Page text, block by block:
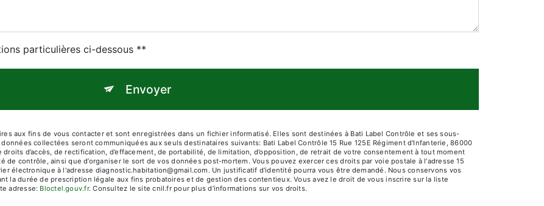
particulières ci-dessous **
Envoyer
aux fins de vous contacter et sont enregistrées dans un fichier informatisé. Elles sont destinées à Bati Label Contrôle et ses sous-
collectées seront communiquées aux seuls destinataires suivants: Bati Label Contrôle 15 Rue 125E Régiment d'Infanterie, 86000
droits d’accès, de rectification, d’effacement, de portabilité, de limitation, d’opposition, de retrait de votre consentement à tout moment
de contrôle, ainsi que d’organiser le sort de vos données post-mortem. Vous pouvez exercer ces droits par voie postale à l'adresse 15
électronique à l'adresse diagnostic.habitation@gmail.com. Un justificatif d'identité pourra vous être demandé. Nous conservons vos
la durée de prescription légale aux fins probatoires et de gestion des contentieux. Vous avez le droit de vous inscrire sur la liste
adresse:
Bloctel.gouv.fr. Consultez le site cnil.fr pour plus d’informations sur vos droits.